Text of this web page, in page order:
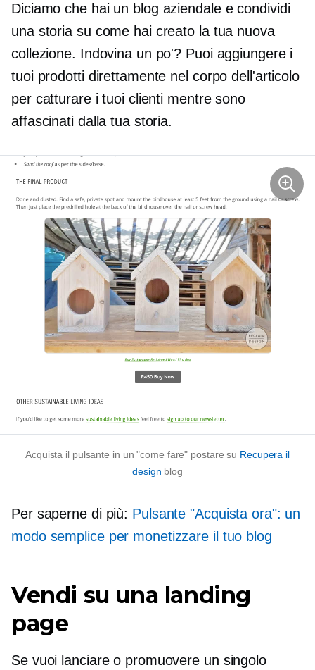
Diciamo che hai un blog aziendale e condividi
una storia su come hai creato la tua nuova
collezione. Indovina un po'? Puoi aggiungere i
tuoi prodotti direttamente nel corpo dell'articolo
per catturare i tuoi clienti mentre sono
affascinati dalla tua storia.
Acquista il pulsante in un"come fare" postare su Recupera il
design blog
Per saperne di più: Pulsante "Acquista ora": un
modo semplice per monetizzare il tuo blog
Vendi su una landing
page
Se vuoi lanciare o promuovere un singolo